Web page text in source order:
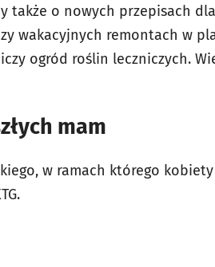
także o nowych przepisach
wakacyjnych remontach w
ogród roślin leczniczych.
mam
w ramach którego